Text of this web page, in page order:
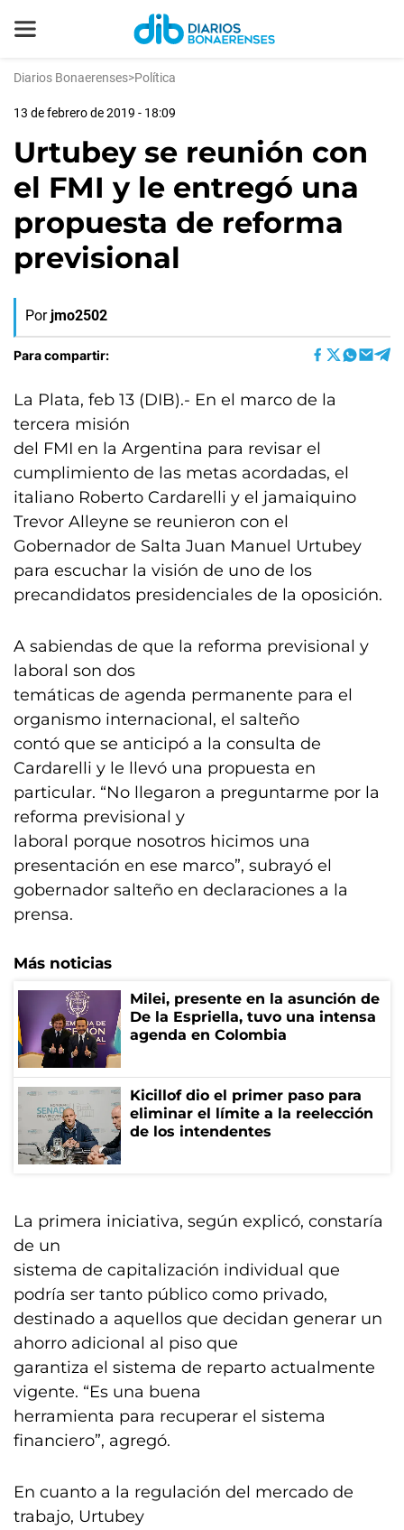
Diarios Bonaerenses>Política
13 de febrero de 2019 - 18:09
Urtubey se reunión con
el FMI y le entregó una
propuesta de reforma
previsional
Por jmo2502
Para compartir:
La Plata, feb 13 (DIB).- En el marco de la
tercera misión
del FMI en la Argentina para revisar el
cumplimiento de las metas acordadas, el
italiano Roberto Cardarelli y el jamaiquino
Trevor Alleyne se reunieron con el
Gobernador de Salta Juan Manuel Urtubey
para escuchar la visión de uno de los
precandidatos presidenciales de la oposición.
A sabiendas de que la reforma previsional y
laboral son dos
temáticas de agenda permanente para el
organismo internacional, el salteño
contó que se anticipó a la consulta de
Cardarelli y le llevó una propuesta en
particular. “No llegaron a preguntarme por la
reforma previsional y
laboral porque nosotros hicimos una
presentación en ese marco”, subrayó el
gobernador salteño en declaraciones a la
prensa.
Más noticias
Milei, presente en la asunción de
De la Espriella, tuvo una intensa
agenda en Colombia
Kicillof dio el primer paso para
eliminar el límite a la reelección
de los intendentes
La primera iniciativa, según explicó, constaría
de un
sistema de capitalización individual que
podría ser tanto público como privado,
destinado a aquellos que decidan generar un
ahorro adicional al piso que
garantiza el sistema de reparto actualmente
vigente. “Es una buena
herramienta para recuperar el sistema
financiero”, agregó.
En cuanto a la regulación del mercado de
trabajo, Urtubey